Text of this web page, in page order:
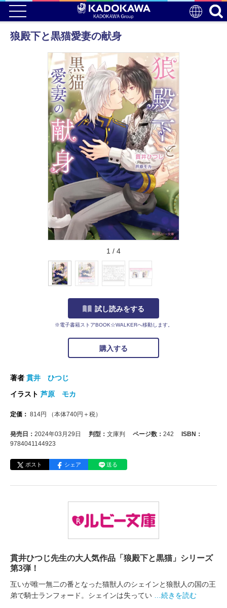
狼殿下と黒猫愛妻の献身
1 / 4
試し読みをする
※電子書籍ストアBOOK☆WALKERへ移動します。
購入する
著者 貫井 ひつじ
イラスト 芦原 モカ
定価： 814円 （本体740円＋税）
発売日： 2024年03月29日 判型： 文庫判 ページ数： 242
ISBN：
9784041144923
ポスト シェア 送る
貫井ひつじ先生の大人気作品「狼殿下と黒猫」シリーズ
第3弾！
互いが唯一無二の番となった猫獣人のシェインと狼獣人の国の王
弟で騎士ランフォード。シェインは失ってい
…続きを読む